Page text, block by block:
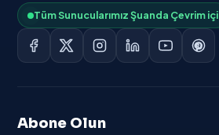
Tüm Sunucularımız Şuanda Çevrim içi
Abone Olun